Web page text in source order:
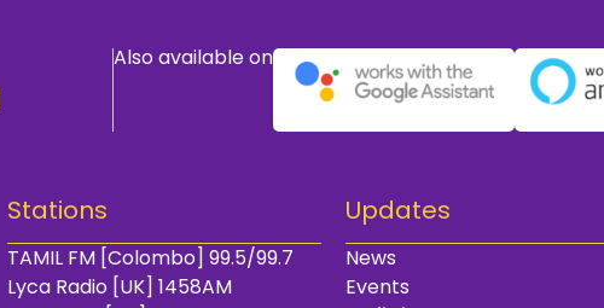
Also available on
Stations
TAMIL FM [Colombo] 99.5/99.7
Lyca Radio [UK] 1458AM
Updates
News
Events